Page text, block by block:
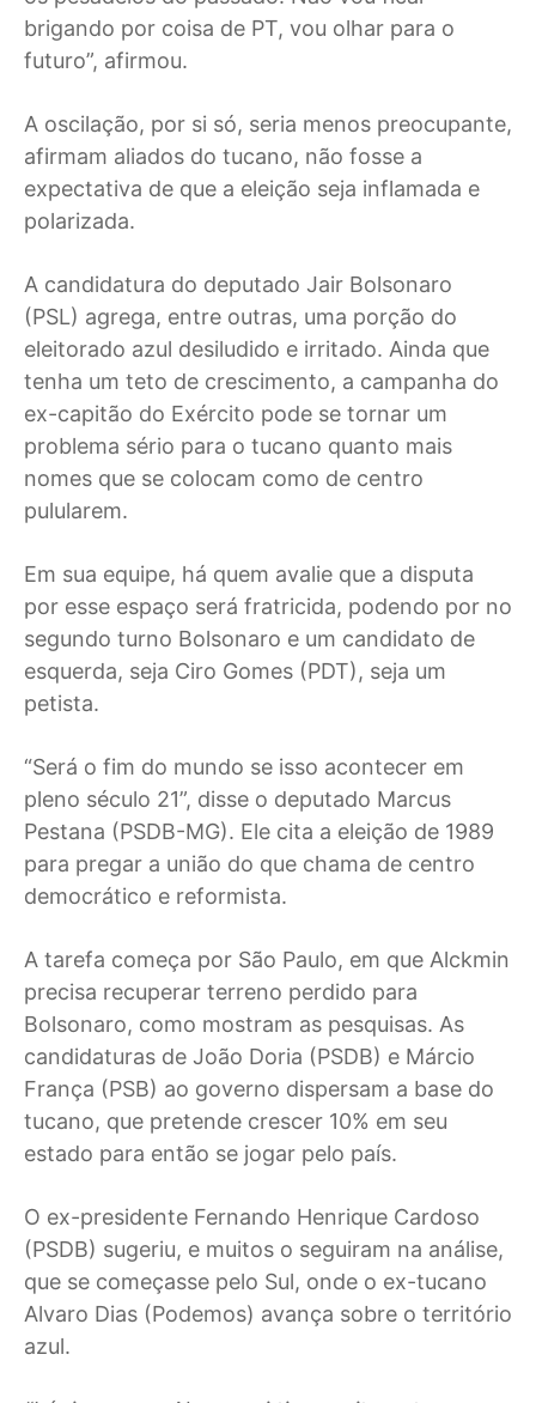
brigando por coisa de PT, vou olhar para o
futuro”, afirmou.
A oscilação, por si só, seria menos preocupante,
afirmam aliados do tucano, não fosse a
expectativa de que a eleição seja inflamada e
polarizada.
A candidatura do deputado Jair Bolsonaro
(PSL) agrega, entre outras, uma porção do
eleitorado azul desiludido e irritado. Ainda que
tenha um teto de crescimento, a campanha do
ex-capitão do Exército pode se tornar um
problema sério para o tucano quanto mais
nomes que se colocam como de centro
pulularem.
Em sua equipe, há quem avalie que a disputa
por esse espaço será fratricida, podendo por no
segundo turno Bolsonaro e um candidato de
esquerda, seja Ciro Gomes (PDT), seja um
petista.
“Será o fim do mundo se isso acontecer em
pleno século 21”, disse o deputado Marcus
Pestana (PSDB-MG). Ele cita a eleição de 1989
para pregar a união do que chama de centro
democrático e reformista.
A tarefa começa por São Paulo, em que Alckmin
precisa recuperar terreno perdido para
Bolsonaro, como mostram as pesquisas. As
candidaturas de João Doria (PSDB) e Márcio
França (PSB) ao governo dispersam a base do
tucano, que pretende crescer 10% em seu
estado para então se jogar pelo país.
O ex-presidente Fernando Henrique Cardoso
(PSDB) sugeriu, e muitos o seguiram na análise,
que se começasse pelo Sul, onde o ex-tucano
Alvaro Dias (Podemos) avança sobre o território
azul.